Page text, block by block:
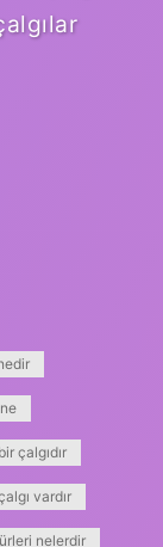
çalgıdır
vardır
nelerdir